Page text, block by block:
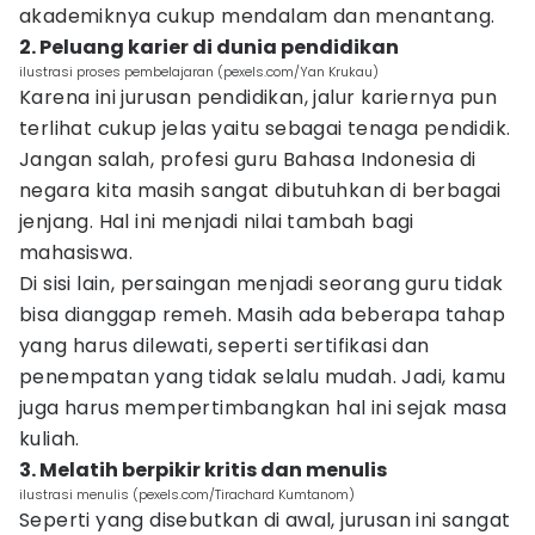
akademiknya cukup mendalam dan menantang.
2. Peluang karier di dunia pendidikan
ilustrasi proses pembelajaran (pexels.com/Yan Krukau)
Karena ini jurusan pendidikan, jalur kariernya pun
terlihat cukup jelas yaitu sebagai tenaga pendidik.
Jangan salah, profesi guru Bahasa Indonesia di
negara kita masih sangat dibutuhkan di berbagai
jenjang. Hal ini menjadi nilai tambah bagi
mahasiswa.
Di sisi lain, persaingan menjadi seorang guru tidak
bisa dianggap remeh. Masih ada beberapa tahap
yang harus dilewati, seperti sertifikasi dan
penempatan yang tidak selalu mudah. Jadi, kamu
juga harus mempertimbangkan hal ini sejak masa
kuliah.
3. Melatih berpikir kritis dan menulis
ilustrasi menulis (pexels.com/Tirachard Kumtanom)
Seperti yang disebutkan di awal, jurusan ini sangat